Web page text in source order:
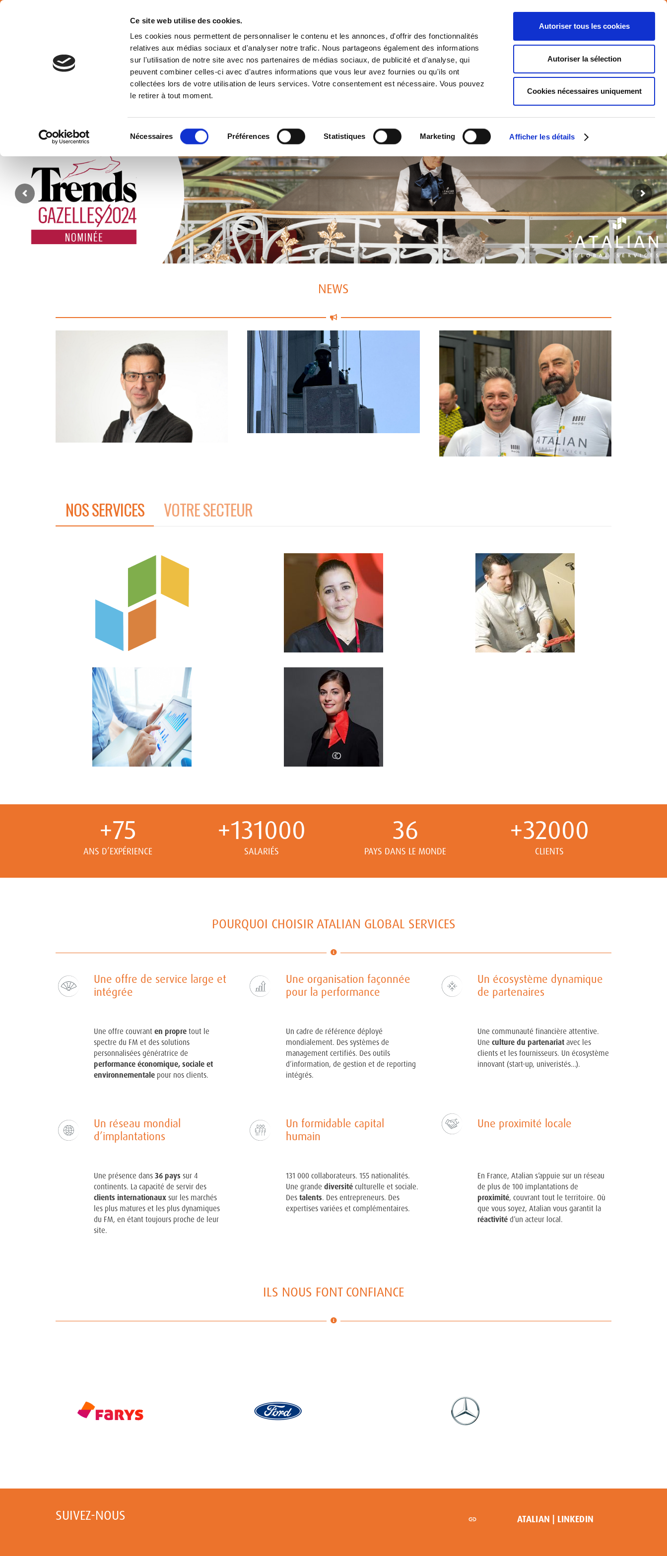
Ce site web utilise des cookies.
Les cookies nous permettent de personnaliser le contenu et les annonces, d'offrir des fonctionnalités
relatives aux médias sociaux et d'analyser notre trafic. Nous partageons également des informations
sur l'utilisation de notre site avec nos partenaires de médias sociaux, de publicité et d'analyse, qui
peuvent combiner celles-ci avec d'autres informations que vous leur avez fournies ou qu'ils ont
collectées lors de votre utilisation de leurs services. Votre consentement est nécessaire. Vous pouvez
le retirer à tout moment.
Nécessaires Préférences Statistiques Marketing Afficher les détails
Autoriser tous les cookies
Autoriser la sélection
Cookies nécessaires uniquement
Offres d’emploi Nouvelles MY ATALIAN
Belgium A PROPOS NOS SERVICES NOS IMPLANTATIONS
NEWS
NOS SERVICES VOTRE SECTEUR
+75
ANS D’EXPÉRIENCE
+131000
SALARIÉS
36
PAYS DANS LE MONDE
+32000
CLIENTS
POURQUOI CHOISIR ATALIAN GLOBAL SERVICES
Une offre de service large et
intégrée
Une organisation façonnée
pour la performance
Un écosystème dynamique
de partenaires
Une offre couvranten propre tout le
spectre du FM et des solutions
personnalisées génératrice de
performance économique, sociale et
environnementale pour nos clients.
Un cadre de référence déployé
mondialement. Des systèmes de
management certifiés. Des outils
d’information, de gestion et de reporting
intégrés.
Une communauté financière attentive.
Uneculture du partenariat avec les
clients et les fournisseurs. Un écosystème
innovant (start-up, univeristés…).
Un réseau mondial
d’implantations
Un formidable capital
humain
Une proximité locale
Une présence dans36 pays sur 4
continents. La capacité de servir des
clients internationaux sur les marchés
les plus matures et les plus dynamiques
du FM, en étant toujours proche de leur
site.
131 000 collaborateurs. 155 nationalités.
Une grande diversitéculturelle et sociale.
Des talents. Des entrepreneurs. Des
expertises variées et complémentaires.
En France, Atalian s’appuie sur un réseau
de plus de 100 implantations de
proximité, couvrant tout le territoire. Où
que vous soyez, Atalian vous garantit la
réactivité d’un acteur local.
ILS NOUS FONT CONFIANCE
SUIVEZ-NOUS linkedin ATALIAN | LINKEDIN